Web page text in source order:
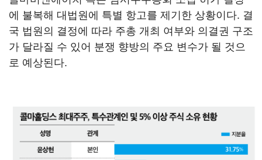
에 불복해 대법원에 특별 항고를 제기한 상황이다. 결
국 법원의 결정에 따라 주총 개최 여부와 의결권 구조
가 달라질 수 있어 분쟁 향방의 주요 변수가 될 것으
로 예상된다.